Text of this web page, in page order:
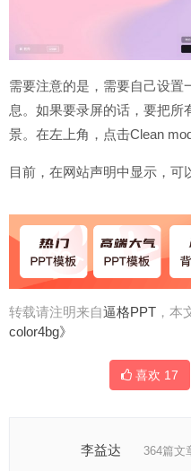
需要注意的是，需要自己设置
息。如果要录屏的话，要把所
景。在左上角，点击Clean
目前，在网站声明中显示，可
转载请注明来自逼格PPT ，本
color4bg》
喜欢 17
李益达 364篇文